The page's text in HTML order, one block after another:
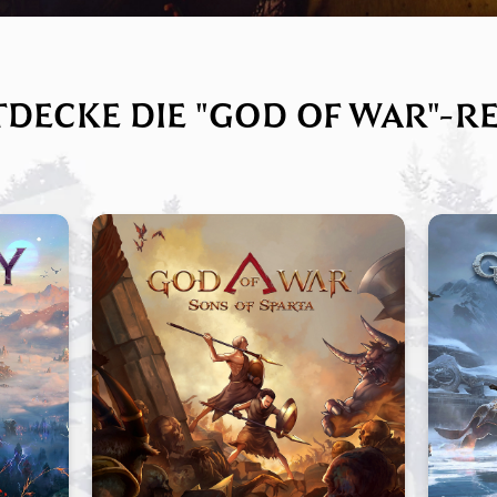
DIE "GOD OF WAR"-